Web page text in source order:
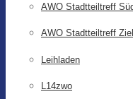
AWO Stadtteiltreff
AWO Stadtteiltreff
Leihladen
L14zwo